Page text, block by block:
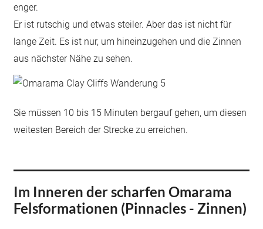
enger.
Er ist rutschig und etwas steiler. Aber das ist nicht für
lange Zeit. Es ist nur, um hineinzugehen und die Zinnen
aus nächster Nähe zu sehen.
Sie müssen 10 bis 15 Minuten bergauf gehen, um diesen
weitesten Bereich der Strecke zu erreichen.
Im Inneren der scharfen Omarama
Felsformationen (Pinnacles - Zinnen)